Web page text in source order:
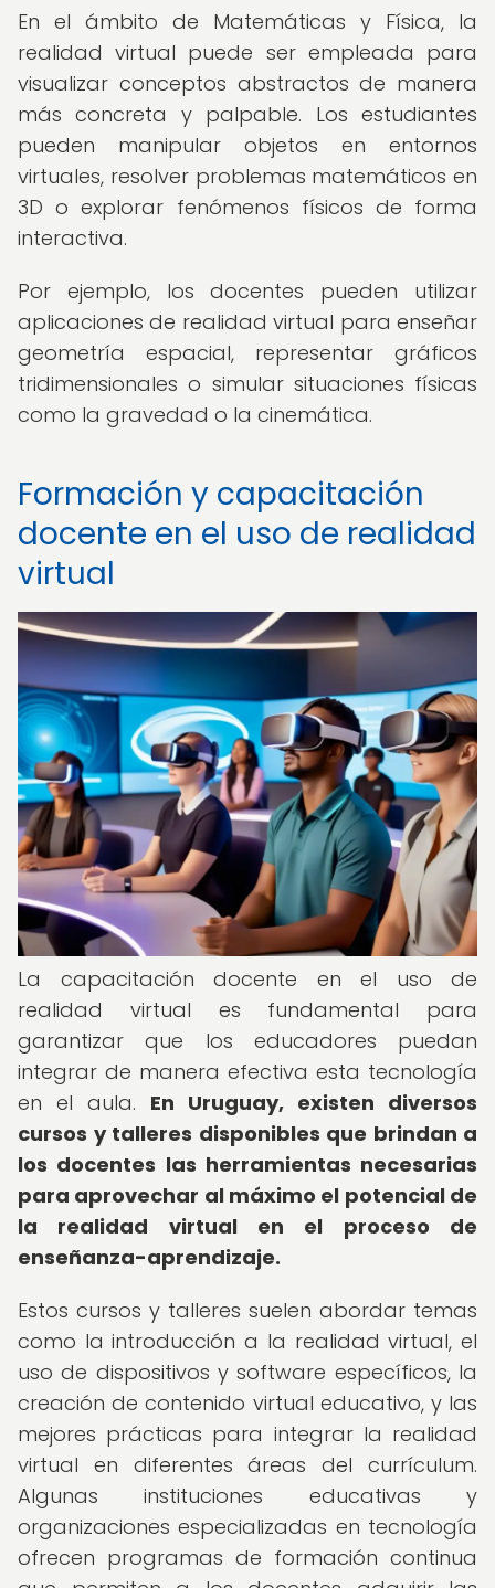
En el ámbito de Matemáticas y Física, la
realidad virtual puede ser empleada para
visualizar conceptos abstractos de manera
más concreta y palpable. Los estudiantes
pueden manipular objetos en entornos
virtuales, resolver problemas matemáticos en
3D o explorar fenómenos físicos de forma
interactiva.
Por ejemplo, los docentes pueden utilizar
aplicaciones de realidad virtual para enseñar
geometría espacial, representar gráficos
tridimensionales o simular situaciones físicas
como la gravedad o la cinemática.
Formación y capacitación
docente en el uso de realidad
virtual
La capacitación docente en el uso de
realidad virtual es fundamental para
garantizar que los educadores puedan
integrar de manera efectiva esta tecnología
en el aula. En Uruguay, existen diversos
cursos y talleres disponibles que brindan a
los docentes las herramientas necesarias
para aprovechar al máximo el potencial de
la realidad virtual en el proceso de
enseñanza-aprendizaje.
Estos cursos y talleres suelen abordar temas
como la introducción a la realidad virtual, el
uso de dispositivos y software específicos, la
creación de contenido virtual educativo, y las
mejores prácticas para integrar la realidad
virtual en diferentes áreas del currículum.
Algunas instituciones educativas y
organizaciones especializadas en tecnología
ofrecen programas de formación continua